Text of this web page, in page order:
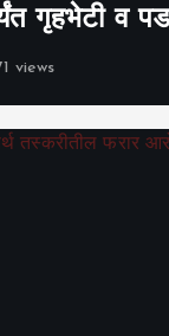
व
views